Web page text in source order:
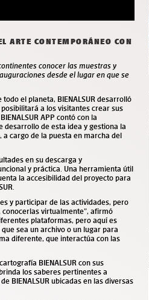
ARTE CONTEMPORÁNEO CON
conocer las muestras y
desde el lugar en que se
el planeta, BIENALSUR desarrolló
a los visitantes crear sus
APP contó con la
desarrollo de esta idea y gestiona la
a cargo de la puesta en marcha del
en su descarga y
y práctica. Una herramienta útil
la accesibilidad del proyecto para
y participar de las actividades, pero
virtualmente”, afirmó
plataformas, pero aquí es
sea un archivo o un lugar para
diferente, que interactúa con las
BIENALSUR con sus
los saberes pertinentes a
BIENALSUR ubicadas en las diversas